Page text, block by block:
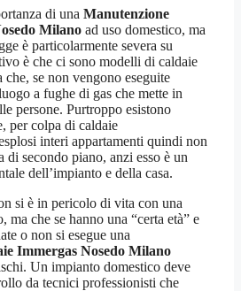
di una Manutenzione
Milano ad uso domestico, ma
è particolarmente severa su
è che ci sono modelli di caldaie
che, se non vengono eseguite
a fughe di gas che mette in
persone. Purtroppo esistono
per colpa di caldaie
interi appartamenti quindi non
di secondo piano, anzi esso è un
dell’impianto e della casa.
si è in pericolo di vita con una
ma che se hanno una “certa età” e
o non si esegue una
Immergas Nosedo Milano
Un impianto domestico deve
da tecnici professionisti che